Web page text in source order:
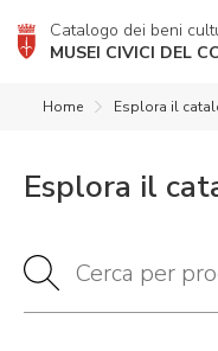
Catalogo dei beni
MUSEI CIVICI DEL
Home Esplora il
Esplora il